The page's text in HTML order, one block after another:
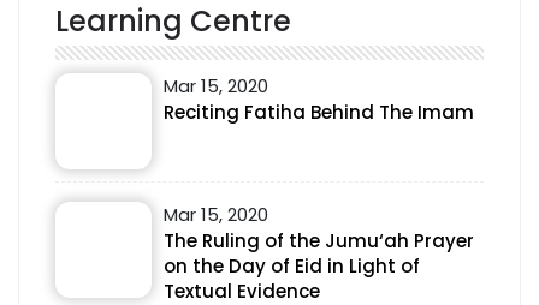
Learning Centre
Mar 15, 2020
Reciting Fatiha Behind The Imam
Mar 15, 2020
The Ruling of the Jumu‘ah Prayer
on the Day of Eid in Light of
Textual Evidence